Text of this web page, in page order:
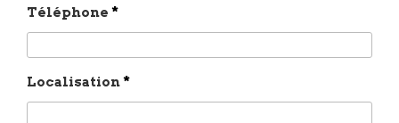
Téléphone *
Localisation*